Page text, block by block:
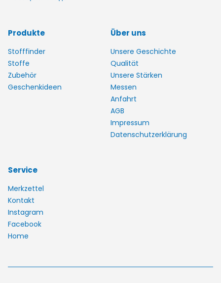
Produkte
Stofffinder
Stoffe
Zubehör
Geschenkideen
Über uns
Unsere Geschichte
Qualität
Unsere Stärken
Messen
Anfahrt
AGB
Impressum
Datenschutzerklärung
Service
Merkzettel
Kontakt
Instagram
Facebook
Home